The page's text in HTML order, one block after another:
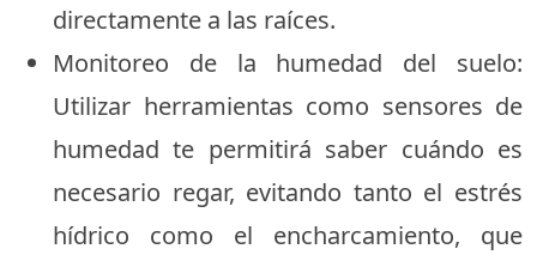
directamente a las raíces.
Monitoreo de la humedad del suelo:
Utilizar herramientas como sensores de
humedad te permitirá saber cuándo es
necesario regar, evitando tanto el estrés
hídrico como el encharcamiento, que